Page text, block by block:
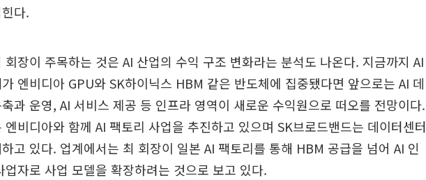
다.
회장이 주목하는 것은 AI 산업의 수익 구조 변화라는 분석도 나온다. 지금까지 AI
엔비디아 GPU와 SK하이닉스 HBM 같은 반도체에 집중됐다면 앞으로는 AI 데
과 운영, AI 서비스 제공 등 인프라 영역이 새로운 수익원으로 떠오를 전망이다.
엔비디아와 함께 AI 팩토리 사업을 추진하고 있으며 SK브로드밴드는 데이터센터
고 있다. 업계에서는 최 회장이 일본 AI 팩토리를 통해 HBM 공급을 넘어 AI 인
업자로 사업 모델을 확장하려는 것으로 보고 있다.